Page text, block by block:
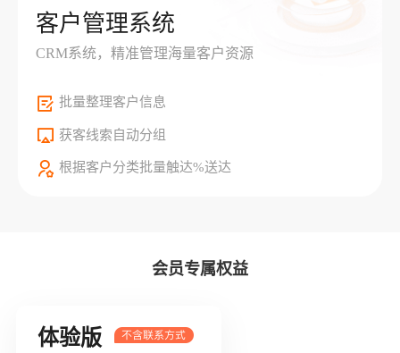
客户管理系统
CRM系统，精准管理海量客户资源
批量整理客户信息
获客线索自动分组
根据客户分类批量触达%送达
会员专属权益
体验版